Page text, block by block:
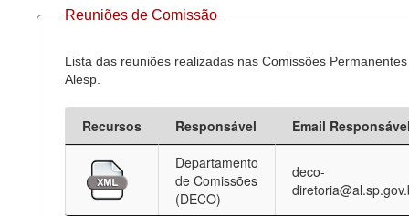
Reuniões de Comissão
Lista das reuniões realizadas nas Comissões
Alesp.
Recursos Responsável
Email
Departamento
de Comissões
(DECO)
deco-